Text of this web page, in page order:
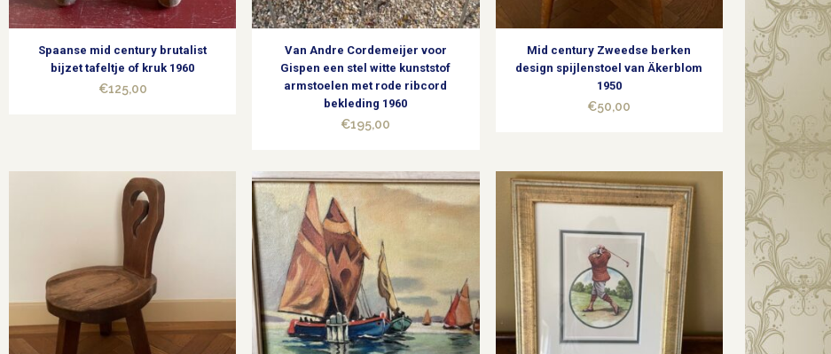
Spaanse mid century brutalist
bijzet tafeltje of kruk 1960
€125,00
Van Andre Cordemeijer voor
Gispen een stel witte kunststof
armstoelen met rode ribcord
bekleding 1960
€195,00
Mid century Zweedse berken
design spijlenstoel van Äkerblom
1950
€50,00